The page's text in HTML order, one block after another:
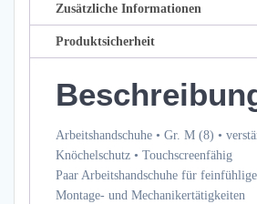
Zusätzliche Informationen
Produktsicherheit
Arbeitshandschuhe • Gr. M (8) •
Knöchelschutz • Touchscreenfähig
Paar Arbeitshandschuhe für
Montage- und Mechanikertätigkeiten